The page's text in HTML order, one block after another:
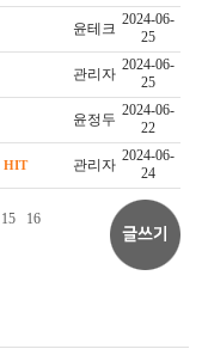
윤테크
2024-06-
25
관리자
2024-06-
25
윤정두
2024-06-
22
HIT 관리자
2024-06-
24
15 16